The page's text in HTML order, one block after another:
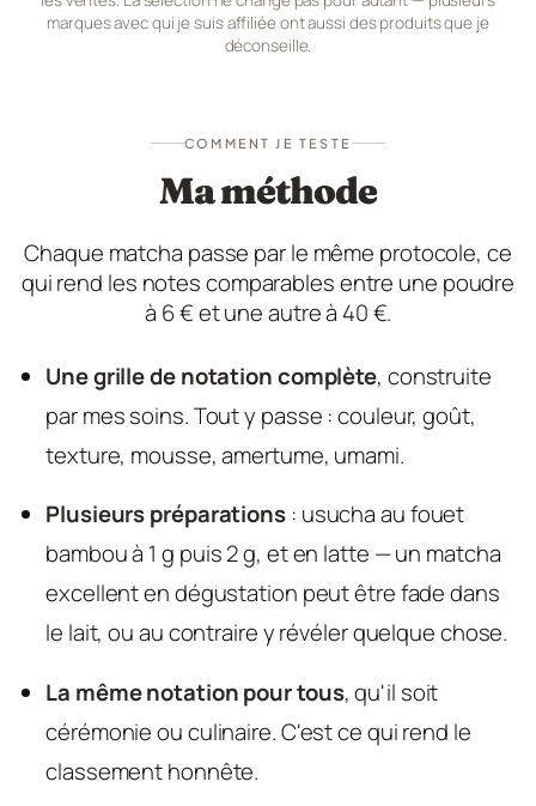
marques avec qui je suis affiliée ont aussi des produits que je
déconseille.
COMMENT JE TESTE
Ma méthode
Chaque matcha passe par le même protocole, ce
qui rend les notes comparables entre une poudre
à 6 € et une autre à 40 €.
Une grille de notation complète, construite
par mes soins. Tout y passe : couleur, goût,
texture, mousse, amertume, umami.
Plusieurs préparations : usucha au fouet
bambou à 1 g puis 2 g, et en latte — un matcha
excellent en dégustation peut être fade dans
le lait, ou au contraire y révéler quelque chose.
La même notation pour tous, qu'il soit
cérémonie ou culinaire. C'est ce qui rend le
classement honnête.